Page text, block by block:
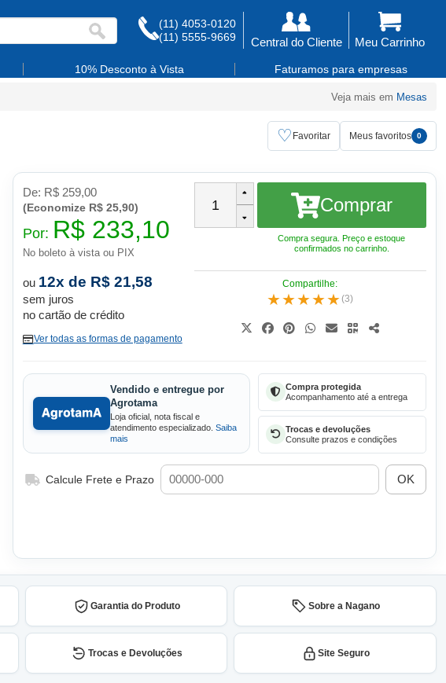
(11) 4053-0120
(11) 5555-9669
Central do Cliente Meu Carrinho
10% Desconto à Vista Faturamos para empresas
Veja mais em Mesas
♡ Favoritar Meus favoritos 0
★★★★★(3)
De: R$ 259,00
(Economize R$ 25,90)
Por: R$ 233,10
No boleto à vista ou PIX
ou 12x de R$ 21,58
sem juros
no cartão de crédito
Ver todas as formas de pagamento
1 Comprar
Compra segura. Preço e estoque
confirmados no carrinho.
Vendido e entregue por
Agrotama
Loja oficial, nota fiscal e
atendimento especializado. Saiba
mais
Compra protegida
Acompanhamento até a entrega
Trocas e devoluções
Consulte prazos e condições
Calcule Frete e Prazo OK
Garantia do Produto Sobre a Nagano
Trocas e Devoluções Site Seguro